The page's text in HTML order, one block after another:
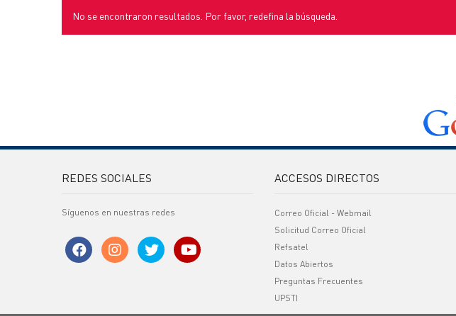
No se encontraron resultados. Por favor, redefina la búsqueda.
REDES SOCIALES
Síguenos en nuestras redes
ACCESOS DIRECTOS
Correo Oficial - Webmail
Solicitud Correo Oficial
Refsatel
Datos Abiertos
Preguntas Frecuentes
UPSTI